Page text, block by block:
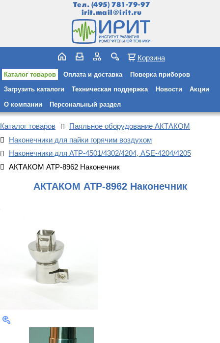
Тел. (495) 781-79-97
irit.mail@irit.ru
Корзина
Каталог товаров Оплата и доставка Поверка приборов
Загрузить каталоги Техническая поддержка Новости Акции
О компании Персональный раздел
Каталог товаров
Паяльное оборудование АКТАКОМ
Наконечники для пайки горячим воздухом
Наконечники для АТР-4501/4302/4204, ASE-4204/4205
АКТАКОМ АТР-8962 Наконечник
АКТАКОМ АТР-8962 Наконечник